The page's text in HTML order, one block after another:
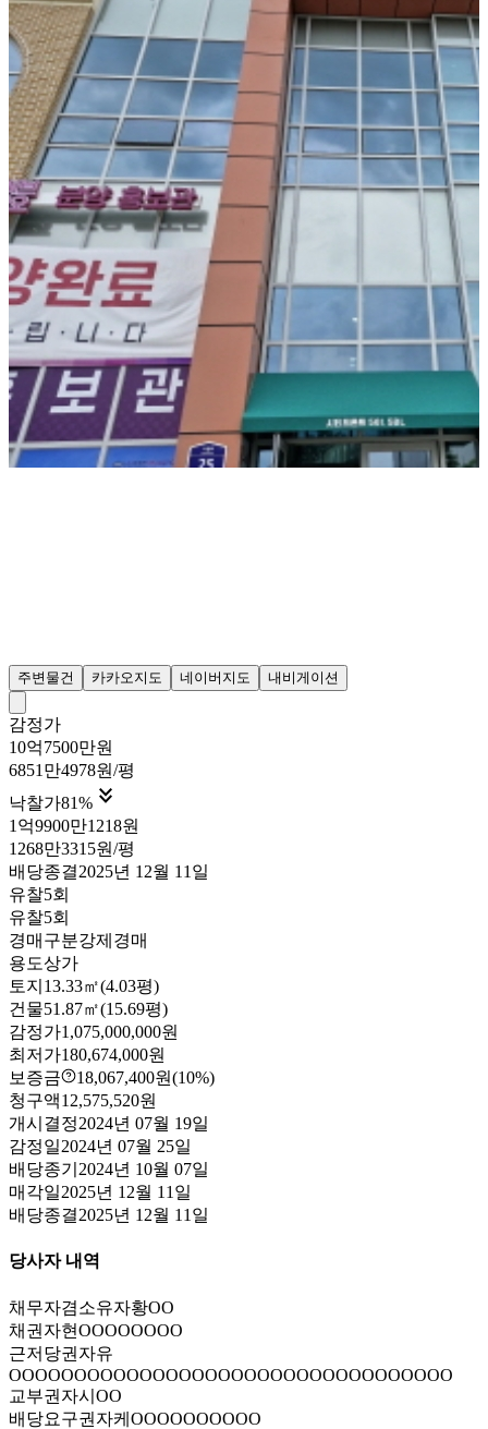
주변물건 카카오지도 네이버지도 내비게이션
감정가
10억7500만원
6851만4978원/평
낙찰가81% 
1억9900만1218원
1268만3315원/평
배당종결2025년 12월 11일
유찰5회
유찰5회
경매구분강제경매
용도상가
토지 13.33㎡(4.03평)
건물51.87㎡(15.69평)
감정가1,075,000,000원
최저가180,674,000원
보증금
18,067,400원(10%)
청구액12,575,520원
개시결정2024년 07월 19일
감정일2024년 07월 25일
배당종기 2024년 10월 07일
매각일2025년 12월 11일
배당종결2025년 12월 11일
당사자 내역
채무자겸소유자황OO
채권자현OOOOOOOO
근저당권자유
OOOOOOOOOOOOOOOOOOOOOOOOOOOOOOOOOO
교부권자시OO
배당요구권자케OOOOOOOOOO